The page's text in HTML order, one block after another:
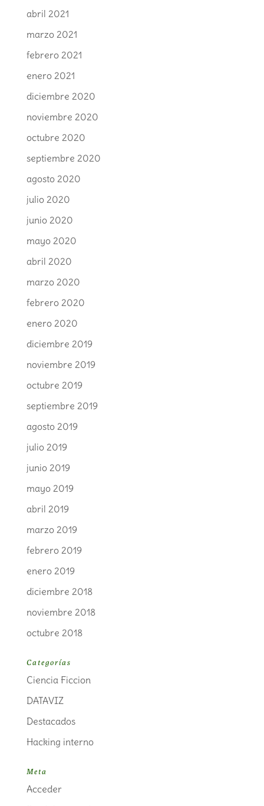
abril 2021
marzo 2021
febrero 2021
enero 2021
diciembre 2020
noviembre 2020
octubre 2020
septiembre 2020
agosto 2020
julio 2020
junio 2020
mayo 2020
abril 2020
marzo 2020
febrero 2020
enero 2020
diciembre 2019
noviembre 2019
octubre 2019
septiembre 2019
agosto 2019
julio 2019
junio 2019
mayo 2019
abril 2019
marzo 2019
febrero 2019
enero 2019
diciembre 2018
noviembre 2018
octubre 2018
Categorías
Ciencia Ficcion
DATAVIZ
Destacados
Hacking interno
Meta
Acceder